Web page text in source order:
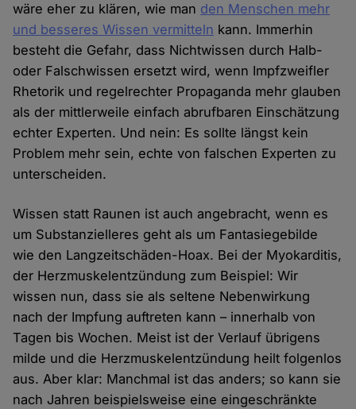
wäre eher zu klären, wie man den Menschen mehr
und besseres Wissen vermitteln kann. Immerhin
besteht die Gefahr, dass Nichtwissen durch Halb-
oder Falschwissen ersetzt wird, wenn Impfzweifler
Rhetorik und regelrechter Propaganda mehr glauben
als der mittlerweile einfach abrufbaren Einschätzung
echter Experten. Und nein: Es sollte längst kein
Problem mehr sein, echte von falschen Experten zu
unterscheiden.
Wissen statt Raunen ist auch angebracht, wenn es
um Substanzielleres geht als um Fantasiegebilde
wie den Langzeitschäden-Hoax. Bei der Myokarditis,
der Herzmuskelentzündung zum Beispiel: Wir
wissen nun, dass sie als seltene Nebenwirkung
nach der Impfung auftreten kann – innerhalb von
Tagen bis Wochen. Meist ist der Verlauf übrigens
milde und die Herzmuskelentzündung heilt folgenlos
aus. Aber klar: Manchmal ist das anders; so kann sie
nach Jahren beispielsweise eine eingeschränkte